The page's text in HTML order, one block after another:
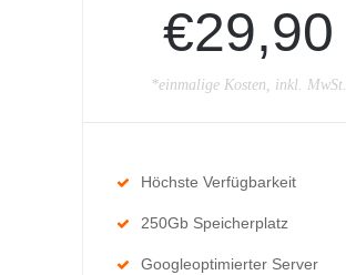
€29,90
*einmalige Kosten, inkl. MwSt.
Höchste Verfügbarkeit
250Gb Speicherplatz
Googleoptimierter Server